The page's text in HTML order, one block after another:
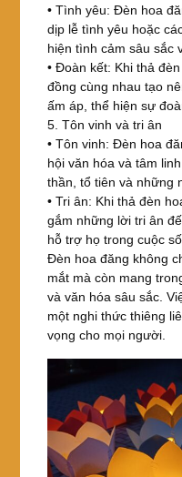
• Tình yêu: Đèn hoa
dịp lễ tình yêu hoặc
hiện tình cảm sâu sắc
• Đoàn kết: Khi thả
đồng cùng nhau tạo
ấm áp, thể hiện sự
5. Tôn vinh và tri ân
• Tôn vinh: Đèn hoa
hội văn hóa và tâm
thần, tổ tiên và những
• Tri ân: Khi thả đèn
gắm những lời tri ân
hỗ trợ họ trong cuộc
Đèn hoa đăng không
mắt mà còn mang
và văn hóa sâu sắc.
một nghi thức thiêng
vọng cho mọi người.